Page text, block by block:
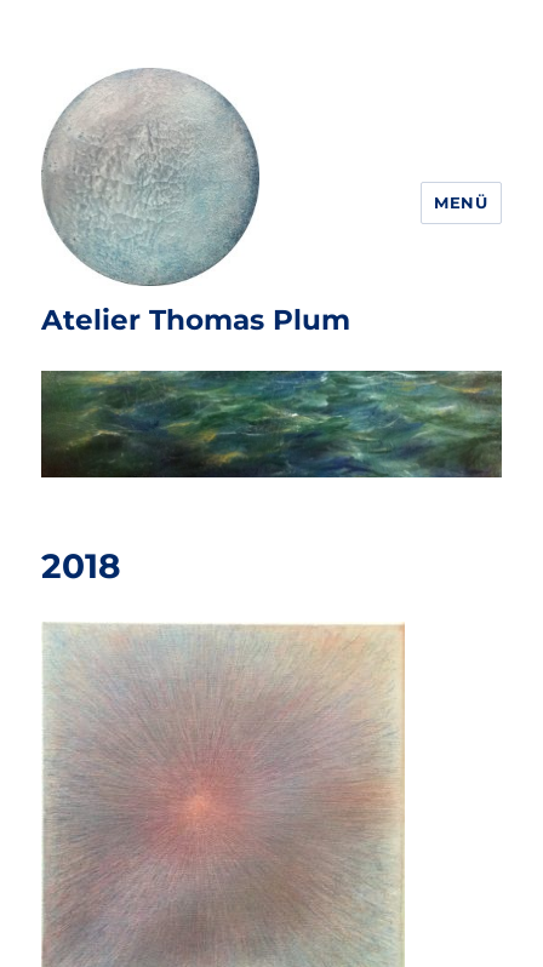
Atelier Thomas Plum
MENÜ
2018